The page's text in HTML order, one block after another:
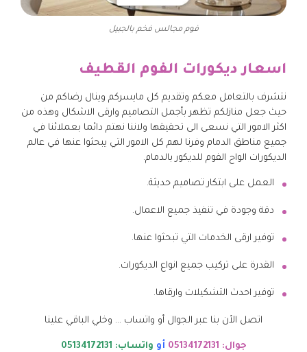
فوم مجالس فخم بالجبيل
اسعار ديكورات الفوم القطيف
نتشرف بالتعامل معكم وتقديم كل مايسركم وينال رضاكم من
حيث جعل منازلكم تظهر بأجمل التصاميم وارقى الاشكال وهذه من
اكثر الامور التي نسعى الى تحقيقها ولاننا نهتم دائما بعملائنا في
جميع مناطق الدمام وفرنا لهم كل الامور التي يبحثوا عنها في عالم
الديكورات الواح الفوم للديكور بالدمام.
العمل على ابتكار تصاميم حديثة.
دقة وجودة في تنفيذ جميع الاعمال.
توفير ارقى الخدمات التي تبحثوا عنها.
القدرة على تركيب جميع انواع الديكورات.
توفير احدث التشكيلات وارقاها.
اتصل الأن بنا عبر الجوال أو واتساب … وخلي الباقي علينا
جوال: 05134172131 أو واتساب: 05134172131